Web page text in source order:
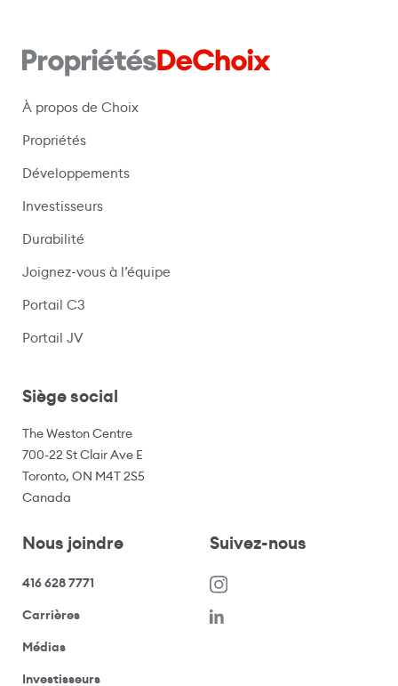
À propos de Choix
Propriétés
Développements
Investisseurs
Durabilité
Joignez-vous à l’équipe
Portail C3
Portail JV(s’ouvre dans une nouvelle fenêtre)
Siège social
The Weston Centre
700-22 St Clair Ave E
Toronto, ON M4T 2S5
Canada
Nous joindre
416 628 7771
Carrières(s’ouvre dans une nouvelle fenêtre)
Médias(ouvre votre application de messagerie)
Investisseurs(ouvre votre application de messagerie)
Suivez-nous